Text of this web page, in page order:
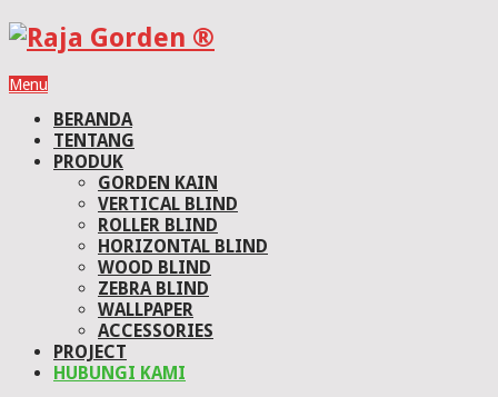
Menu
BERANDA
TENTANG
PRODUK
GORDEN KAIN
VERTICAL BLIND
ROLLER BLIND
HORIZONTAL BLIND
WOOD BLIND
ZEBRA BLIND
WALLPAPER
ACCESSORIES
PROJECT
HUBUNGI KAMI